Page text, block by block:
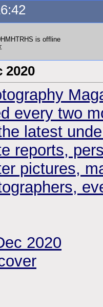
2020
every two
latest
reports,
pictures,
2020